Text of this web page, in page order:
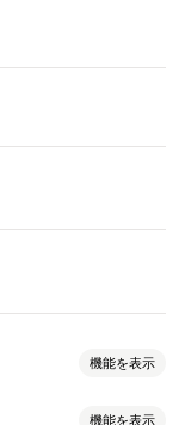
機能を表示
機能を表示